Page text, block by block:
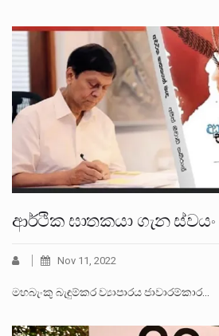
ආර්ථික ඝාතකයා ගැන
Nov 11, 2022
මහබැංකු බැඳුම්කර ව්‍යාපාරය ජාවාරම්කාර…